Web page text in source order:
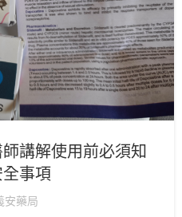
講解使用前必須知
事項
安藥局